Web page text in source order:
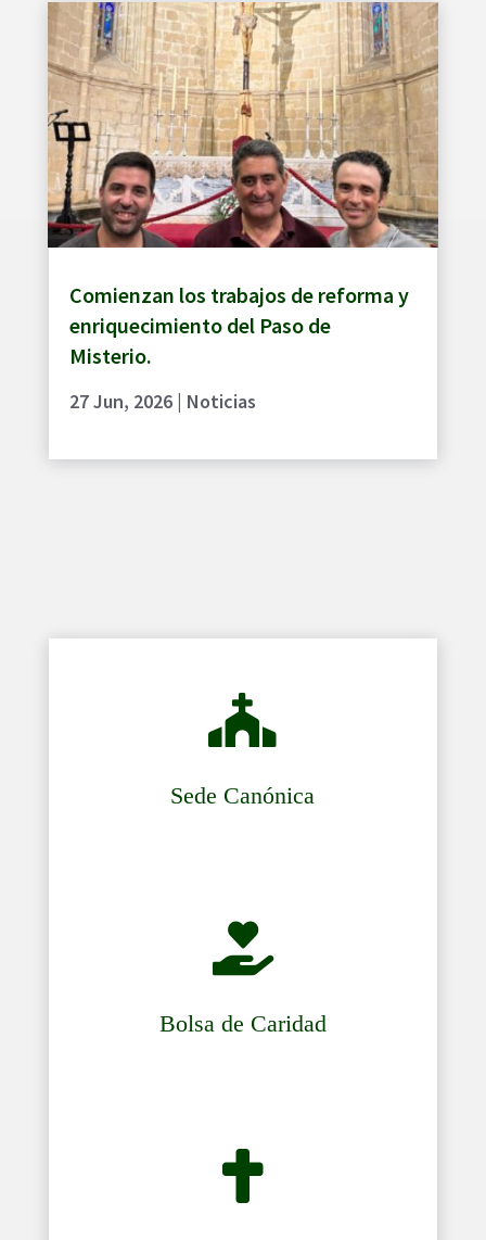
Comienzan los trabajos de reforma y
enriquecimiento del Paso de
Misterio.
27 Jun, 2026| Noticias

Sede Canónica

Bolsa de Caridad
